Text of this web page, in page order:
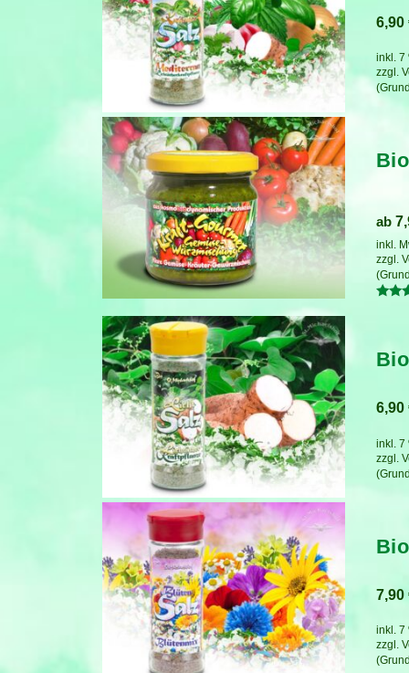
6,90
inkl. 7
zzgl.
ab
inkl.
zzgl.
6,90
inkl. 7
zzgl.
7,90
inkl. 7
zzgl.